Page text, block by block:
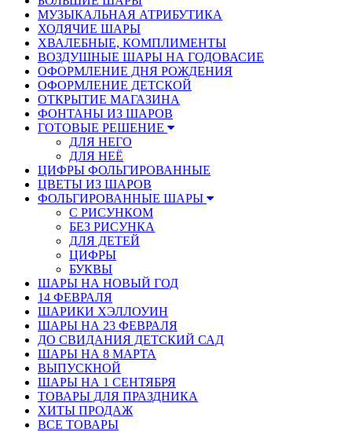
МУЗЫКАЛЬНАЯ АТРИБУТИКА
ХОДЯЧИЕ ШАРЫ
ХВАЛЕБНЫЕ, КОМПЛИМЕНТЫ
ВОЗДУШНЫЕ ШАРЫ НА ГОДОВАСИЕ
ОФОРМЛЕНИЕ ДНЯ РОЖДЕНИЯ
ОФОРМЛЕНИЕ ДЕТСКОЙ
ОТКРЫТИЕ МАГАЗИНА
ФОНТАНЫ ИЗ ШАРОВ
ГОТОВЫЕ РЕШЕНИЕ
ДЛЯ НЕГО
ДЛЯ НЕЁ
ЦИФРЫ ФОЛЬГИРОВАННЫЕ
ЦВЕТЫ ИЗ ШАРОВ
ФОЛЬГИРОВАННЫЕ ШАРЫ
С РИСУНКОМ
БЕЗ РИСУНКА
ДЛЯ ДЕТЕЙ
ЦИФРЫ
БУКВЫ
ШАРЫ НА НОВЫЙ ГОД
14 ФЕВРАЛЯ
ШАРИКИ ХЭЛЛОУИН
ШАРЫ НА 23 ФЕВРАЛЯ
ДО СВИДАНИЯ ДЕТСКИЙ САД
ШАРЫ НА 8 МАРТА
ВЫПУСКНОЙ
ШАРЫ НА 1 СЕНТЯБРЯ
ТОВАРЫ ДЛЯ ПРАЗДНИКА
ХИТЫ ПРОДАЖ
ВСЕ ТОВАРЫ